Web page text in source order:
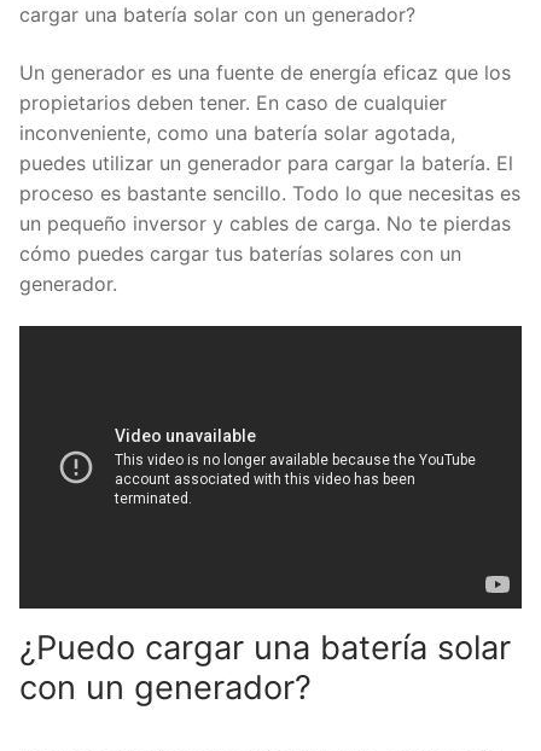
cargar una batería solar con un generador?
Un generador es una fuente de energía eficaz que los
propietarios deben tener. En caso de cualquier
inconveniente, como una batería solar agotada,
puedes utilizar un generador para cargar la batería. El
proceso es bastante sencillo. Todo lo que necesitas es
un pequeño inversor y cables de carga. No te pierdas
cómo puedes cargar tus baterías solares con un
generador.
¿Puedo cargar una batería solar
con un generador?